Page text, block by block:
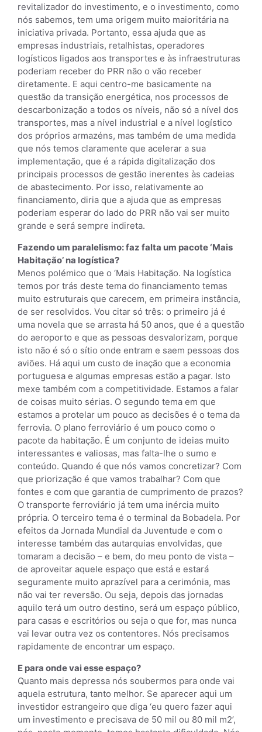
revitalizador do investimento, e o investimento, como
nós sabemos, tem uma origem muito maioritária na
iniciativa privada. Portanto, essa ajuda que as
empresas industriais, retalhistas, operadores
logísticos ligados aos transportes e às infraestruturas
poderiam receber do PRR não o vão receber
diretamente. E aqui centro-me basicamente na
questão da transição energética, nos processos de
descarbonização a todos os níveis, não só a nível dos
transportes, mas a nível industrial e a nível logístico
dos próprios armazéns, mas também de uma medida
que nós temos claramente que acelerar a sua
implementação, que é a rápida digitalização dos
principais processos de gestão inerentes às cadeias
de abastecimento. Por isso, relativamente ao
financiamento, diria que a ajuda que as empresas
poderiam esperar do lado do PRR não vai ser muito
grande e será sempre indireta.
Fazendo um paralelismo: faz falta um pacote ‘Mais
Habitação’ na logística?
Menos polémico que o ‘Mais Habitação. Na logística
temos por trás deste tema do financiamento temas
muito estruturais que carecem, em primeira instância,
de ser resolvidos. Vou citar só três: o primeiro já é
uma novela que se arrasta há 50 anos, que é a questão
do aeroporto e que as pessoas desvalorizam, porque
isto não é só o sítio onde entram e saem pessoas dos
aviões. Há aqui um custo de inação que a economia
portuguesa e algumas empresas estão a pagar. Isto
mexe também com a competitividade. Estamos a falar
de coisas muito sérias. O segundo tema em que
estamos a protelar um pouco as decisões é o tema da
ferrovia. O plano ferroviário é um pouco como o
pacote da habitação. É um conjunto de ideias muito
interessantes e valiosas, mas falta-lhe o sumo e
conteúdo. Quando é que nós vamos concretizar? Com
que priorização é que vamos trabalhar? Com que
fontes e com que garantia de cumprimento de prazos?
O transporte ferroviário já tem uma inércia muito
própria. O terceiro tema é o terminal da Bobadela. Por
efeitos da Jornada Mundial da Juventude e com o
interesse também das autarquias envolvidas, que
tomaram a decisão – e bem, do meu ponto de vista –
de aproveitar aquele espaço que está e estará
seguramente muito aprazível para a cerimónia, mas
não vai ter reversão. Ou seja, depois das jornadas
aquilo terá um outro destino, será um espaço público,
para casas e escritórios ou seja o que for, mas nunca
vai levar outra vez os contentores. Nós precisamos
rapidamente de encontrar um espaço.
E para onde vai esse espaço?
Quanto mais depressa nós soubermos para onde vai
aquela estrutura, tanto melhor. Se aparecer aqui um
investidor estrangeiro que diga ‘eu quero fazer aqui
um investimento e precisava de 50 mil ou 80 mil m2’,